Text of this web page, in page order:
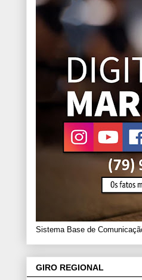
Sistema Base de
GIRO REGIONAL